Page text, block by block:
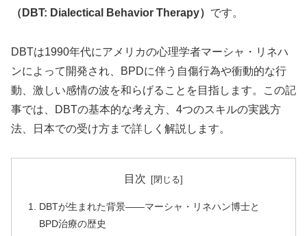
（DBT: Dialectical Behavior Therapy） です。
DBTは1990年代にアメリカの心理学者マーシャ・リネハ
ンによって開発され、BPDに伴う自傷行為や衝動的な行
動、激しい感情の波を和らげることを目指します。この記
事では、DBTの基本的な考え方、4つのスキルの実践方
法、日本での受け方まで詳しく解説します。
目次
DBTが生まれた背景——マーシャ・リネハン博士と
BPD治療の歴史